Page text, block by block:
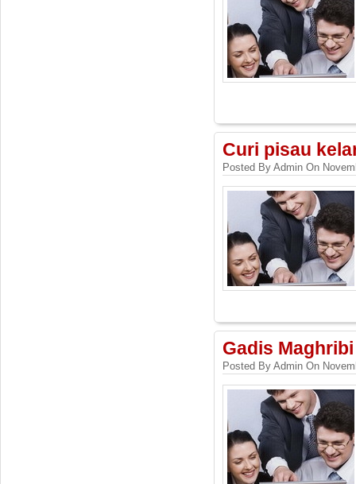
Curi pisau
Posted By Admin On
Gadis
Posted By Admin On